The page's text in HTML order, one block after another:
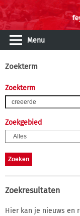
Menu
Zoekterm
Zoekterm
Zoekgebied
Zoekresultaten
Hier kan je nieuws en